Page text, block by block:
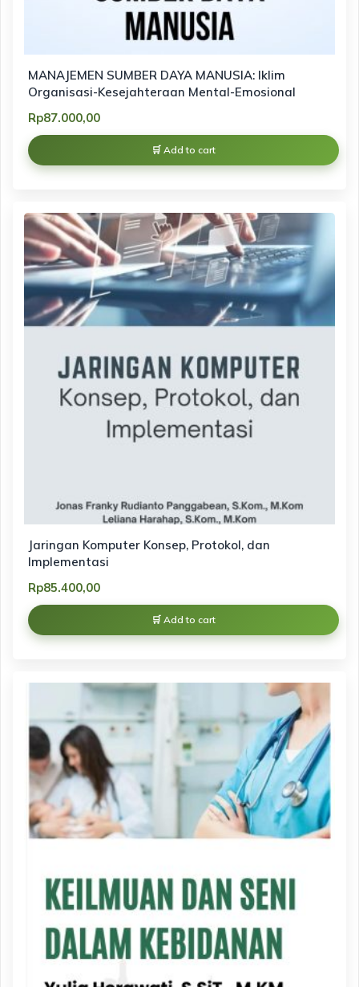
MANAJEMEN SUMBER DAYA MANUSIA: Iklim
Organisasi-Kesejahteraan Mental-Emosional
Rp87.000,00
Add to cart
Jaringan Komputer Konsep, Protokol, dan
Implementasi
Rp85.400,00
Add to cart